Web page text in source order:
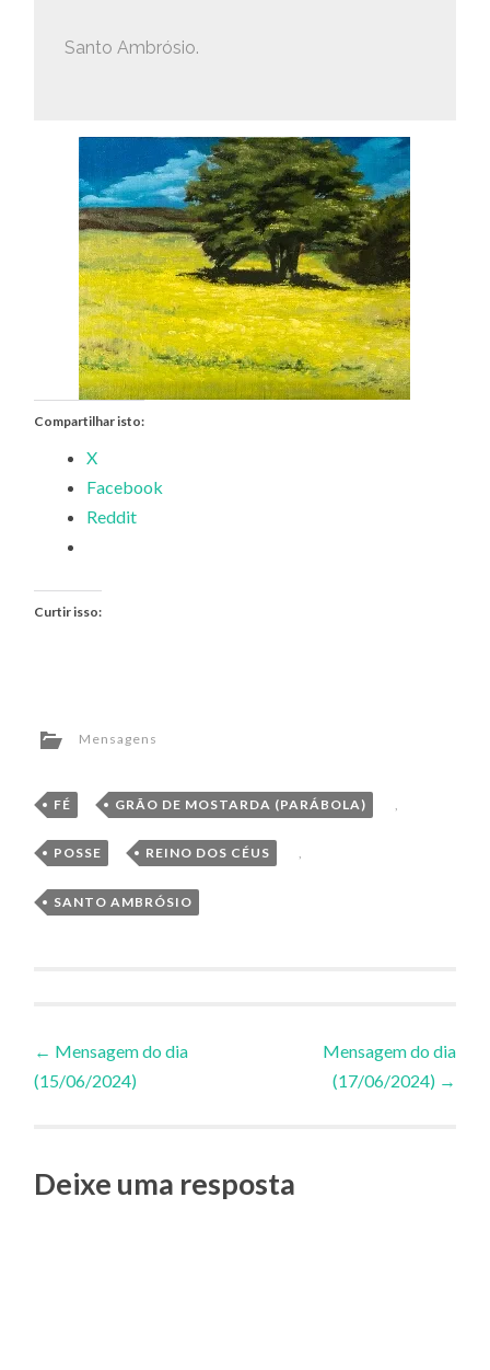
Santo Ambrósio.
Compartilhar isto:
X
Facebook
Reddit
Curtir isso:
Mensagens
FÉ , GRÃO DE MOSTARDA (PARÁBOLA) ,
POSSE , REINO DOS CÉUS ,
SANTO AMBRÓSIO
Navegação
de
Posts
← Mensagem do dia
(15/06/2024)
Mensagem do dia
(17/06/2024) →
Deixe uma resposta